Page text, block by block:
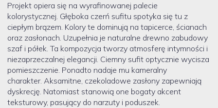
Projekt opiera się na wyrafinowanej palecie
kolorystycznej. Głęboka czerń sufitu spotyka się tu z
ciepłym brązem. Kolory te dominują na tapicerce, ścianach
oraz zasłonach. Uzupełnia je naturalne drewno zabudowy
szaf i półek. Ta kompozycja tworzy atmosferę intymności i
niezaprzeczalnej elegancji. Ciemny sufit optycznie wycisza
pomieszczenie. Ponadto nadaje mu kameralny
charakter. Aksamitne, czekoladowe zasłony zapewniają
dyskrecję. Natomiast stanowią one bogaty akcent
teksturowy, pasujący do narzuty i poduszek.